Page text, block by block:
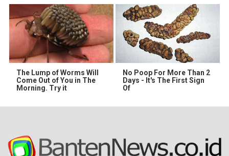
The Lump of Worms Will
Come Out of You in The
Morning. Try it
No Poop For More Than 2
Days - It's The First Sign
Of